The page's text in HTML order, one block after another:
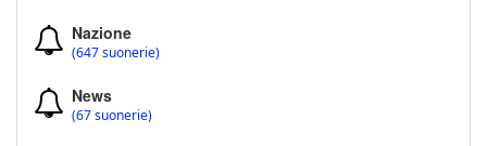
Nazione
(647 suonerie)
News
(67 suonerie)